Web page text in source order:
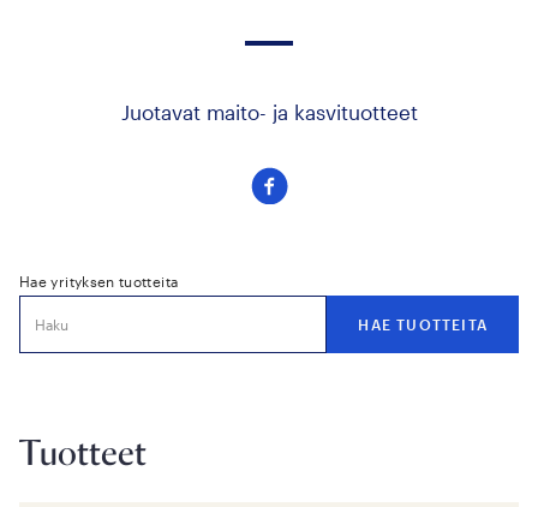
Juotavat maito- ja kasvituotteet
Seuraa
Hae yrityksen tuotteita
Tuotteet